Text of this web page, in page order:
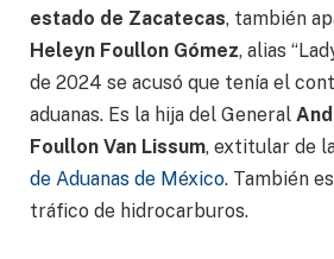
estado de Zacatecas, también
Heleyn Foullon Gómez, alias
de 2024 se acusó que tenía el
aduanas. Es la hija del General
Foullon Van Lissum, extitular de
de Aduanas de México. También
tráfico de hidrocarburos.